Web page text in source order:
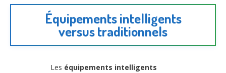
Équipements intelligents
versus traditionnels
Les équipements intelligents